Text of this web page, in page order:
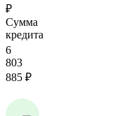
₽
Сумма
кредита
6
803
885 ₽